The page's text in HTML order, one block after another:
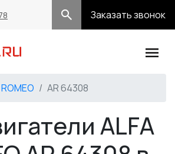
Заказать звонок
AR 64308
ALFA